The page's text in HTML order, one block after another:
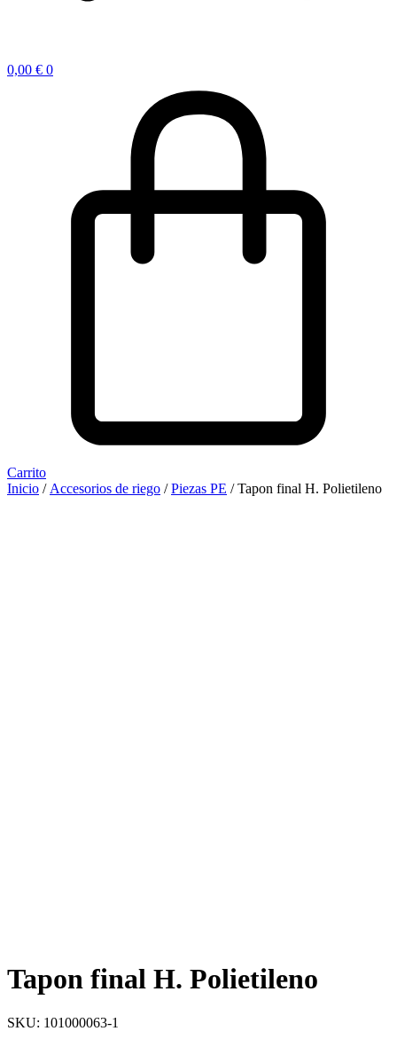
0,00 € 0
Carrito
Inicio / Accesorios de riego /Piezas PE / Tapon final H. Polietileno
Tapon final H. Polietileno
SKU: 101000063-1